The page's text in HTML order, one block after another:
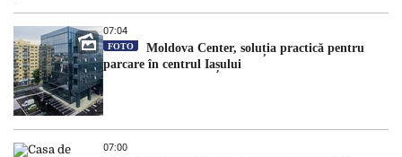
07:04
FOTO
Moldova Center, soluția practică pentru
parcare în centrul Iașului
07:00